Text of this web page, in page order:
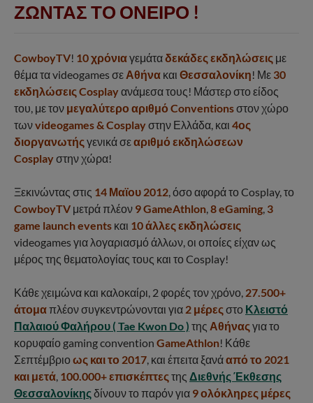
ΖΩΝΤΑΣ ΤΟ ΟΝΕΙΡΟ !
CowboyTV! 10 χρόνιαγεμάταδεκάδες εκδηλώσεις με
θέμα τα videogames σε Αθήνα και Θεσσαλονίκη! Με 30
εκδηλώσεις Cosplayανάμεσα τους! Μάστερ στο είδος
του, με τον μεγαλύτερο αριθμό Conventionsστον χώρο
τωνvideogames & Cosplayστην Ελλάδα, και 4ος
διοργανωτής γενικά σεαριθμό εκδηλώσεων
Cosplayστην χώρα!
Ξεκινώντας στις 14 Μαϊου 2012, όσο αφορά το Cosplay, το
CowboyTV μετρά πλέον 9 GameAthlon,8 eGaming, 3
game launch events και 10 άλλες εκδηλώσεις
videogames για λογαριασμό άλλων, οι οποίες είχαν ως
μέρος της θεματολογίας τους και το Cosplay!
Κάθε χειμώνα και καλοκαίρι, 2 φορές τον χρόνο, 27.500+
άτομαπλέον συγκεντρώνονται για 2 μέρες στο Κλειστό
Παλαιού Φαλήρου ( Tae Kwon Do ) της Αθήνας για το
κορυφαίο gaming convention GameAthlon! Κάθε
Σεπτέμβριο ως και το 2017, και έπειτα ξανάαπό το 2021
και μετά, 100.000+ επισκέπτες της Διεθνής Έκθεσης
Θεσσαλονίκης δίνουν το παρόν για 9 ολόκληρες μέρες